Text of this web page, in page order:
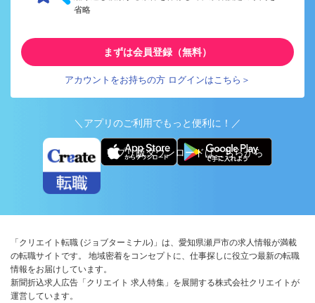
省略
まずは会員登録（無料）
アカウントをお持ちの方 ログインはこちら＞
＼アプリのご利用でもっと便利に！／
アプリ版ダウンロードはこちらから
「クリエイト転職 (ジョブターミナル)」は、愛知県瀬戸市の求人情報が満載
の転職サイトです。 地域密着をコンセプトに、仕事探しに役立つ最新の転職
情報をお届けしています。
新聞折込求人広告「クリエイト 求人特集」を展開する株式会社クリエイトが
運営しています。